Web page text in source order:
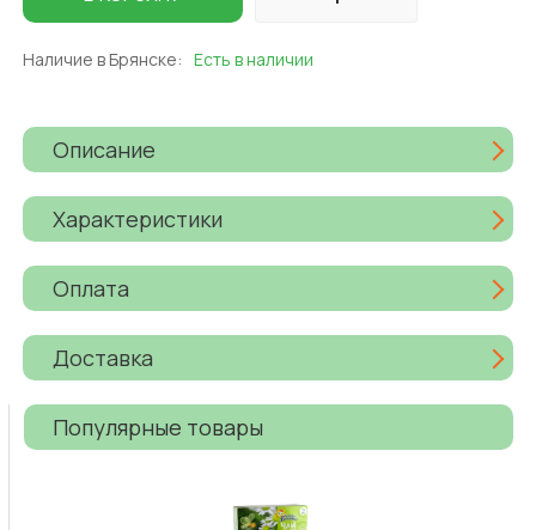
Наличие в Брянске: Есть в наличии
Описание
Характеристики
Оплата
Доставка
Популярные товары